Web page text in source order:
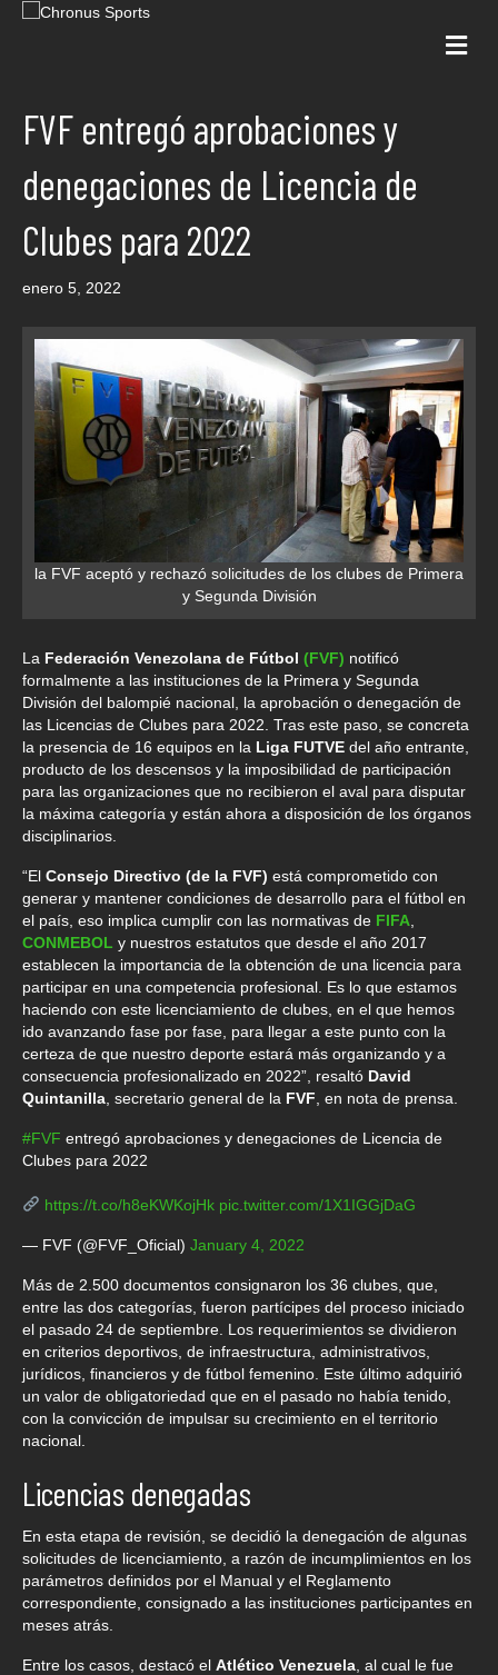
FVF entregó aprobaciones y
denegaciones de Licencia de
Clubes para 2022
enero 5, 2022
la FVF aceptó y rechazó solicitudes de los clubes de Primera
y Segunda División
La Federación Venezolana de Fútbol (FVF) notificó
formalmente a las instituciones de la Primera y Segunda
División del balompié nacional, la aprobación o denegación de
las Licencias de Clubes para 2022. Tras este paso, se concreta
la presencia de 16 equipos en la Liga FUTVE del año entrante,
producto de los descensos y la imposibilidad de participación
para las organizaciones que no recibieron el aval para disputar
la máxima categoría y están ahora a disposición de los órganos
disciplinarios.
“El Consejo Directivo (de la FVF) está comprometido con
generar y mantener condiciones de desarrollo para el fútbol en
el país, eso implica cumplir con las normativas de FIFA
CONMEBOL y nuestros estatutos que desde el año 2017
establecen la importancia de la obtención de una licencia para
participar en una competencia profesional. Es lo que estamos
haciendo con este licenciamiento de clubes, en el que hemos
ido avanzando fase por fase, para llegar a este punto con la
certeza de que nuestro deporte estará más organizando y a
consecuencia profesionalizado en 2022”, resaltó David
Quintanilla , secretario general de la FVF , en nota de prensa.
#FVF entregó aprobaciones y denegaciones de Licencia de
Clubes para 2022
https://t.co/h8eKWKojHk pic.twitter.com/1X1IGGjDaG
— FVF (@FVF_Oficial) January 4, 2022
Más de 2.500 documentos consignaron los 36 clubes, que,
entre las dos categorías, fueron partícipes del proceso iniciado
el pasado 24 de septiembre. Los requerimientos se dividieron
en criterios deportivos, de infraestructura, administrativos,
jurídicos, financieros y de fútbol femenino. Este último adquirió
un valor de obligatoriedad que en el pasado no había tenido,
con la convicción de impulsar su crecimiento en el territorio
nacional.
Licencias denegadas
En esta etapa de revisión, se decidió la denegación de algunas
solicitudes de licenciamiento, a razón de incumplimientos en los
parámetros definidos por el Manual y el Reglamento
correspondiente, consignado a las instituciones participantes en
meses atrás.
Entre los casos, destacó el Atlético Venezuela , al cual le fue